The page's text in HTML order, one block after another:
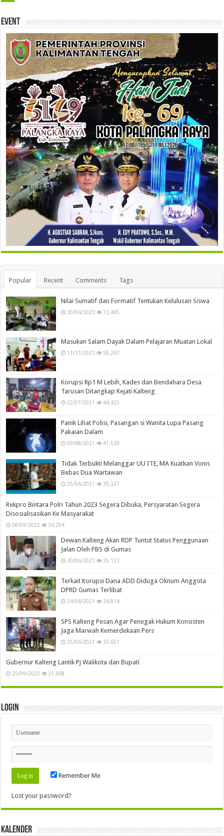
Event
Popular Recent Comments Tags
Nilai Sumatif dan Formatif Tentukan Kelulusan Siswa
30/04/2023 72,465
Masukan Salam Dayak Dalam Pelajaran Muatan Lokal
11/11/2021 58,267
Korupsi Rp1 M Lebih, Kades dan Bendahara Desa
Tarusan Ditangkap Kejati Kalteng
22/07/2021 44,425
Panik Lihat Polisi, Pasangan si Wanita Lupa Pasang
Pakaian Dalam
09/08/2021 41,529
Tidak Terbukti Melanggar UU ITE, MA Kuatkan Vonis
Bebas Dua Wartawan
25/06/2021 39,327
Rekpro Bintara Polri Tahun 2023 Segera Dibuka, Persyaratan Segera
Disosialisasikan Ke Masyarakat
08/09/2022 36,294
Dewan Kalteng Akan RDP Tuntut Status Penggunaan
Jalan Oleh PBS di Gumas
30/06/2021 35,123
Terkait Korupsi Dana ADD Diduga Oknum Anggota
DPRD Gumas Terlibat
24/06/2021 34,814
SPS Kalteng Pesan Agar Penegak Hukum Konsisten
Jaga Marwah Kemerdekaan Pers
25/06/2021 33,651
Gubernur Kalteng Lantik Pj Walikota dan Bupati
25/09/2023 31,668
Login
Remember Me
Lost your password?
Kalender